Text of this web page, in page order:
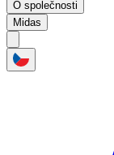
O společnosti
Midas